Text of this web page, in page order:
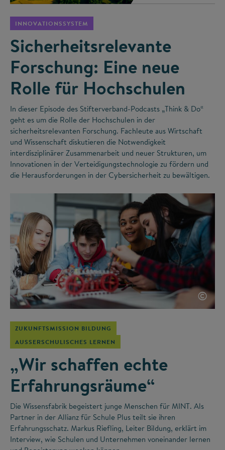
INNOVATIONSSYSTEM
Sicherheitsrelevante
Forschung: Eine neue
Rolle für Hochschulen
In dieser Episode des Stifterverband-Podcasts „Think & Do“
geht es um die Rolle der Hochschulen in der
sicherheitsrelevanten Forschung. Fachleute aus Wirtschaft
und Wissenschaft diskutieren die Notwendigkeit
interdisziplinärer Zusammenarbeit und neuer Strukturen, um
Innovationen in der Verteidigungstechnologie zu fördern und
die Herausforderungen in der Cybersicherheit zu bewältigen.
©
ZUKUNFTSMISSION BILDUNG
AUSSERSCHULISCHES LERNEN
„Wir schaffen echte
Erfahrungsräume“
Die Wissensfabrik begeistert junge Menschen für MINT. Als
Partner in der Allianz für Schule Plus teilt sie ihren
Erfahrungsschatz. Markus Riefling, Leiter Bildung, erklärt im
Interview, wie Schulen und Unternehmen voneinander lernen